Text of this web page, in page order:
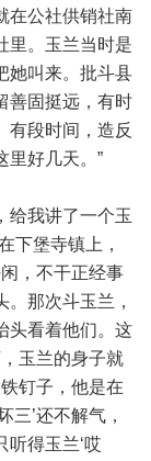
在公社供销社南
里。玉兰当时是
她叫来。批斗县
善固挺远，有时
有段时间，造反
里好几天。”
给我讲了一个玉
下堡寺镇上，
，不干正经事
那次斗玉兰，
头看着他们。这
玉兰的身子就
钉子，他是在
三’还不解气，
得玉兰‘哎